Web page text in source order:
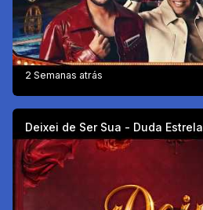
2 Semanas atrás
Deixei de Ser Sua - Duda Estrela